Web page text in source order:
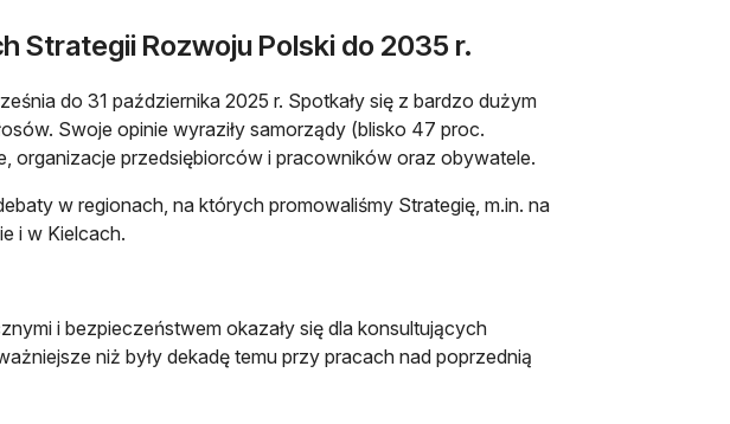
Strategii Rozwoju Polski do 2035 r.
do 31 października 2025 r. Spotkały się z bardzo dużym
Swoje opinie wyraziły samorządy (blisko 47 proc.
organizacje przedsiębiorców i pracowników oraz obywatele.
w regionach, na których promowaliśmy Strategię, m.in. na
i w Kielcach.
i bezpieczeństwem okazały się dla konsultujących
niż były dekadę temu przy pracach nad poprzednią